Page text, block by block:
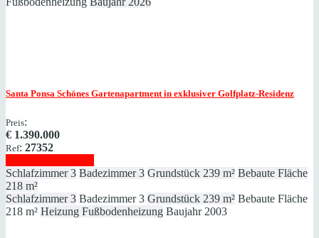
Santa Ponsa Schönes Gartenapartment in exklusiver Golfplatz-Residenz
Preis:
€ 1.390.000
Ref: 27352
Schlafzimmer 3 Badezimmer 3 Grundstück 239 m² Bebaute Fläche
218 m²
Schlafzimmer 3 Badezimmer 3 Grundstück 239 m² Bebaute Fläche
218 m² Heizung Fußbodenheizung Baujahr 2003